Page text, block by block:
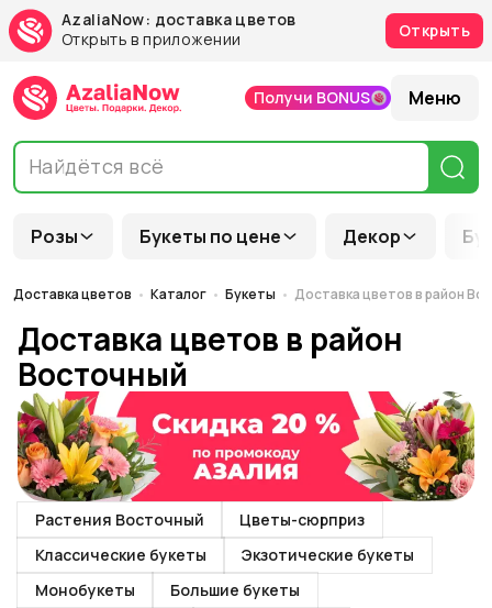
AzaliaNow: доставка цветов
Открыть в приложении
Открыть
Розы Букеты по цене Декор
Получи BONUS Меню
Доставка цветов Каталог Букеты Доставка цветов в район
Доставка цветов в район
Восточный
Растения Восточный
Цветы-сюрприз
Классические букеты
Экзотические букеты
Монобукеты
Большие букеты